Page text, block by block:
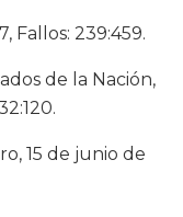
Fallos: 239:459.
de la Nación,
15 de junio de